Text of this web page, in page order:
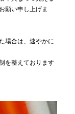
願い申し上げま
場合は、速やかに
を整えております